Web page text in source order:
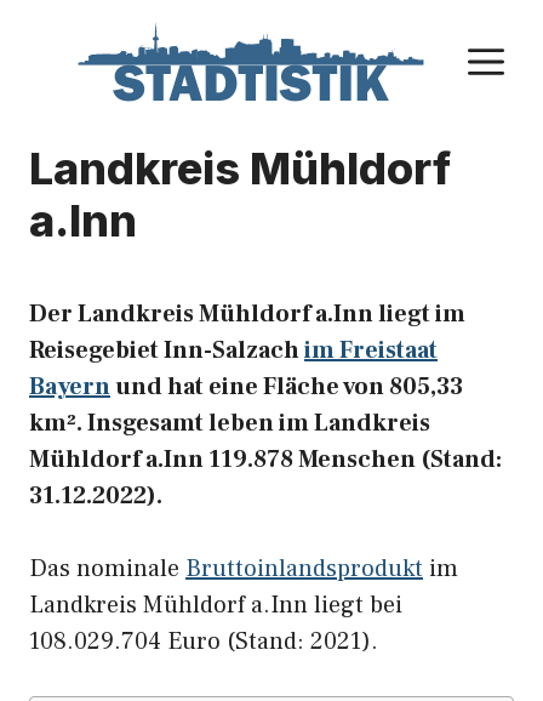
Landkreis Mühldorf
a.Inn
Der Landkreis Mühldorf a.Inn liegt im
Reisegebiet Inn-Salzachim Freistaat
Bayernund hat eine Fläche von 805,33
km². Insgesamt leben im Landkreis
Mühldorf a.Inn 119.878 Menschen (Stand:
31.12.2022).
Das nominale Bruttoinlandsprodukt im
Landkreis Mühldorf a.Inn liegt bei
108.029.704 Euro (Stand: 2021).